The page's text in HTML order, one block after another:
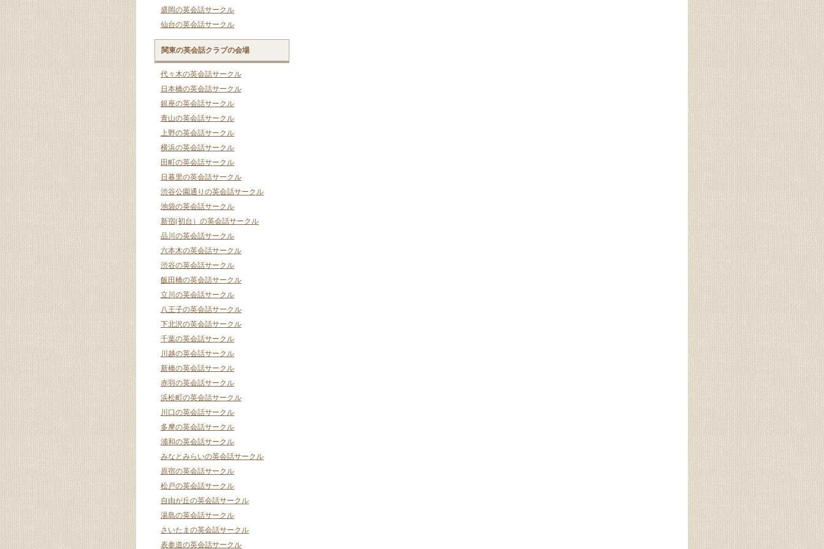
盛岡の英会話サークル
仙台の英会話サークル
関東の英会話クラブの会場
代々木の英会話サークル
日本橋の英会話サークル
銀座の英会話サークル
青山の英会話サークル
上野の英会話サークル
横浜の英会話サークル
田町の英会話サークル
日暮里の英会話サークル
渋谷公園通りの英会話サークル
池袋の英会話サークル
新宿(初台）の英会話サークル
品川の英会話サークル
六本木の英会話サークル
渋谷の英会話サークル
飯田橋の英会話サークル
立川の英会話サークル
八王子の英会話サークル
下北沢の英会話サークル
千葉の英会話サークル
川越の英会話サークル
新橋の英会話サークル
赤羽の英会話サークル
浜松町の英会話サークル
川口の英会話サークル
多摩の英会話サークル
浦和の英会話サークル
みなとみらいの英会話サークル
原宿の英会話サークル
松戸の英会話サークル
自由が丘の英会話サークル
湯島の英会話サークル
さいたまの英会話サークル
表参道の英会話サークル